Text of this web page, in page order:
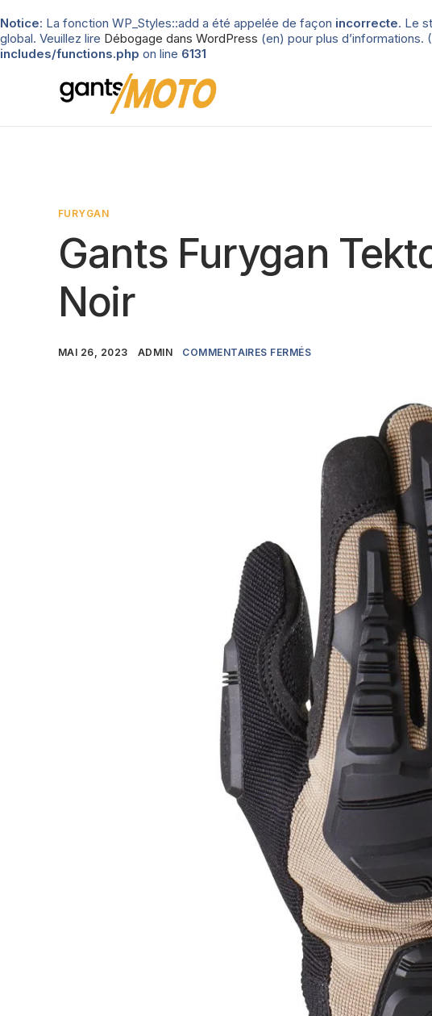
Notice: La fonction WP_Styles::add a été appelée de façon incorrecte. Le
global. Veuillez lire Débogage dans WordPress (en) pour plus d’informations.
includes/functions.php on line 6131
FURYGAN
Gants Furygan
Noir
MAI 26, 2023 ADMIN COMMENTAIRES FERMÉS